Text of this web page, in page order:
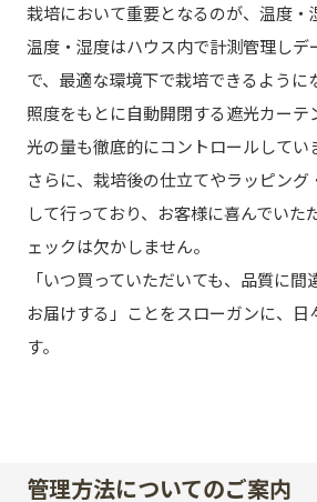
栽培において重要となるのが、温度・
温度・湿度はハウス内で計測管理しデ
で、最適な環境下で栽培できるように
照度をもとに自動開閉する遮光カーテ
光の量も徹底的にコントロールしてい
さらに、栽培後の仕立てやラッピング
して行っており、お客様に喜んでいた
ェックは欠かしません。
「いつ買っていただいても、品質に
お届けする」ことをスローガンに、日
す。
管理方法についてのご案内